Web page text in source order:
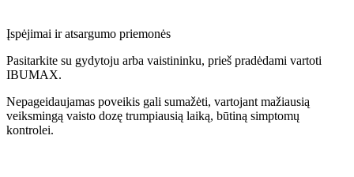
Įspėjimai ir atsargumo priemonės
Pasitarkite su gydytoju arba vaistininku, prieš pradėdami vartoti
IBUMAX.
Nepageidaujamas poveikis gali sumažėti, vartojant mažiausią
veiksmingą vaisto dozę trumpiausią laiką, būtiną simptomų
kontrolei.